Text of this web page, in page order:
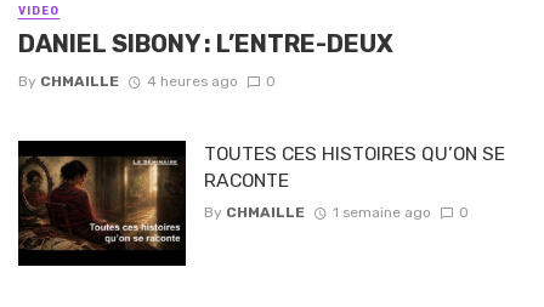
VIDEO
DANIEL SIBONY : L’ENTRE-DEUX
By CHMAILLE 4 heures ago 0
TOUTES CES HISTOIRES QU’ON SE
RACONTE
By CHMAILLE 1 semaine ago 0